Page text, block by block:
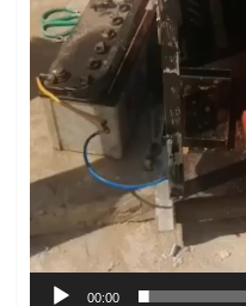
00:00